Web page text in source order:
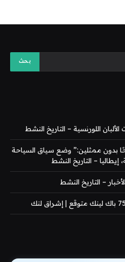
اللورنسية – التاريخ النشط
ممثلين:” وضع سياق السياحة
– التاريخ النشط
– التاريخ النشط